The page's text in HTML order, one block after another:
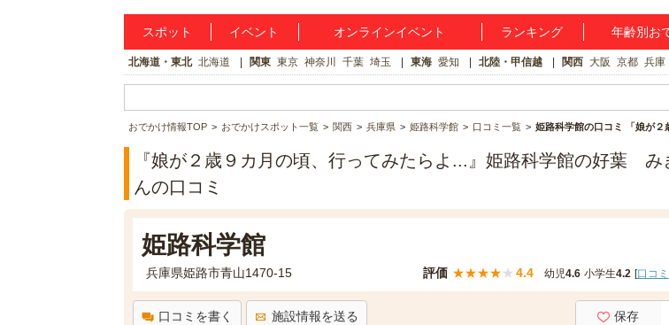
スポット イベント オンラインイベント ランキング 年齢別お
北海道・東北 北海道 関東 東京 神奈川 千葉 埼玉 東海 愛知 北陸・甲信越 関西 大阪 京都 兵庫
おでかけ情報TOP おでかけスポット一覧 関西 兵庫県 姫路科学館 口コミ一覧 姫路科学館の口コミ 「娘が２
『娘が２歳９カ月の頃、行ってみたらよ...』姫路科学館の好葉 み
んの口コミ
姫路科学館
兵庫県姫路市青山1470-15 評価 ★★★★★ 4.4 幼児4.6 小学生4.2 [口コミ
口コミを書く 施設情報を送る 保存